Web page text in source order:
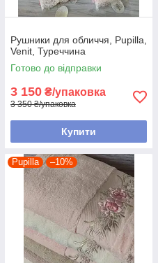
Рушники для обличчя, Pupilla,
Venit, Туреччина
Готово до відправки
3 150 ₴/упаковка
3 350 ₴/упаковка
Купити
Pupilla –10%